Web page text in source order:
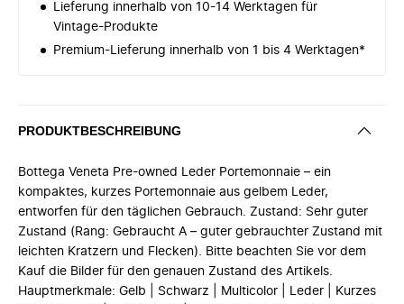
Lieferung innerhalb von 10-14 Werktagen für
Vintage-Produkte
Premium-Lieferung innerhalb von 1 bis 4 Werktagen*
PRODUKTBESCHREIBUNG
Bottega Veneta Pre-owned Leder Portemonnaie – ein
kompaktes, kurzes Portemonnaie aus gelbem Leder,
entworfen für den täglichen Gebrauch. Zustand: Sehr guter
Zustand (Rang: Gebraucht A – guter gebrauchter Zustand mit
leichten Kratzern und Flecken). Bitte beachten Sie vor dem
Kauf die Bilder für den genauen Zustand des Artikels.
Hauptmerkmale: Gelb | Schwarz | Multicolor | Leder | Kurzes